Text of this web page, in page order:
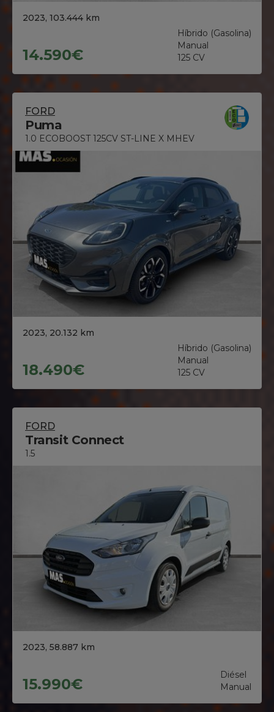
2023, 103.444 km
14.590€
Híbrido (Gasolina)
Manual
125 CV
FORD
Puma
1.0 ECOBOOST 125CV ST-LINE X MHEV
2023, 20.132 km
18.490€
Híbrido (Gasolina)
Manual
125 CV
FORD
Transit Connect
1.5
2023, 58.887 km
15.990€
Diésel
Manual